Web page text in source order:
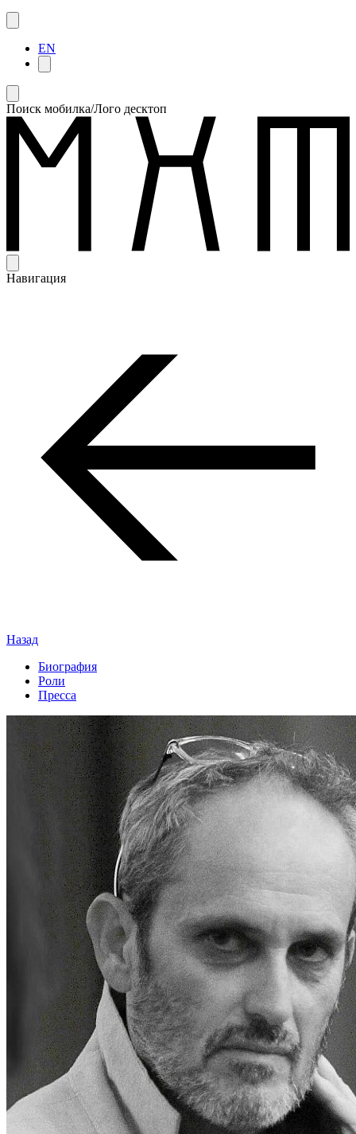
EN
Поиск мобилка/Лого десктоп
Навигация
Назад
Биография
Роли
Пресса